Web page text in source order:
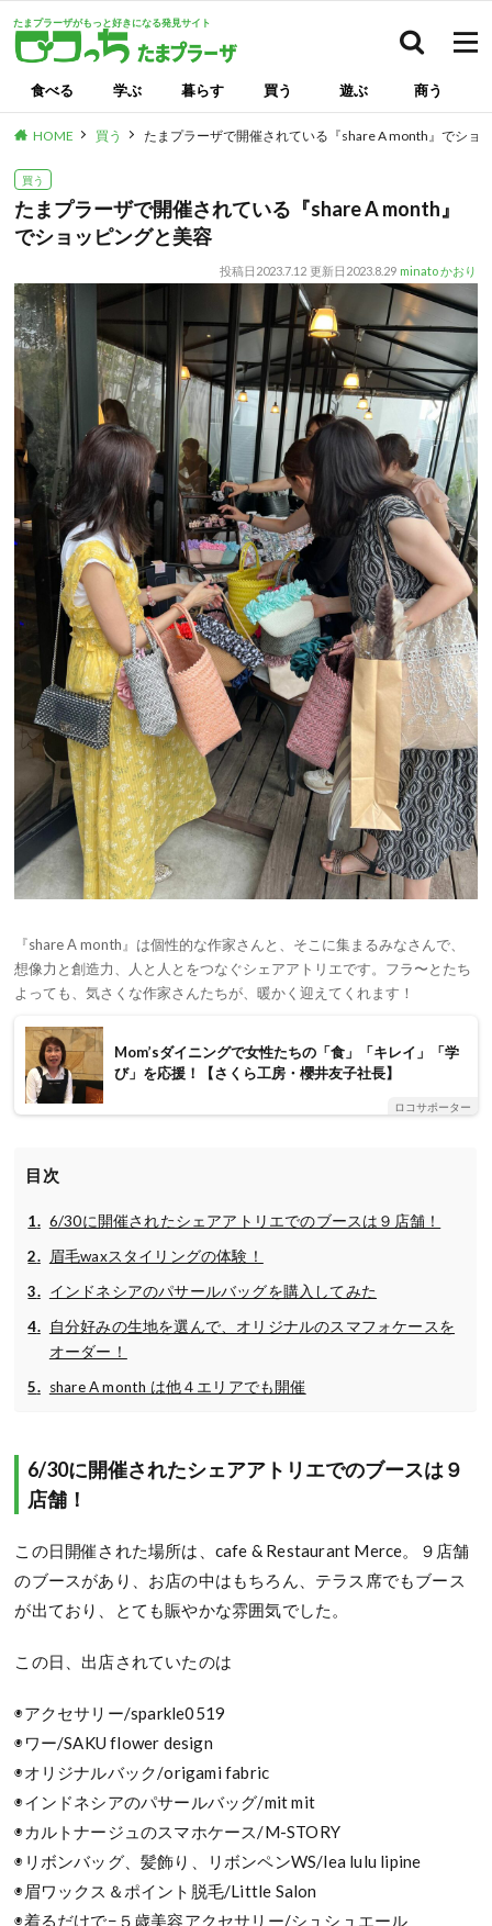
たまプラーザがもっと好きになる発見サイト
食べる 学ぶ 暮らす 買う 遊ぶ 商う
HOME 買う たまプラーザで開催されている『share A month』でショ
買う
たまプラーザで開催されている『share A month』
でショッピングと美容
投稿日 2023.7.12 更新日 2023.8.29 minato かおり
『share A month』は個性的な作家さんと、そこに集まるみなさんで、
想像力と創造力、人と人とをつなぐシェアアトリエです。フラ〜とたち
よっても、気さくな作家さんたちが、暖かく迎えてくれます！
Mom’sダイニングで女性たちの「食」「キレイ」「学
び」を応援！【さくら工房・櫻井友子社長】
ロコサポーター
目次
6/30に開催されたシェアアトリエでのブースは９店舗！
眉毛waxスタイリングの体験！
インドネシアのパサールバッグを購入してみた
自分好みの生地を選んで、オリジナルのスマフォケースを
オーダー！
share A month は他４エリアでも開催
6/30に開催されたシェアアトリエでのブースは９
店舗！
この日開催された場所は、cafe & Restaurant Merce。９店舗
のブースがあり、お店の中はもちろん、テラス席でもブース
が出ており、とても賑やかな雰囲気でした。
この日、出店されていたのは
◉アクセサリー/sparkle0519
◉ワー/SAKU flower design
◉オリジナルバック/origami fabric
◉インドネシアのパサールバッグ/mit mit
◉カルトナージュのスマホケース/M-STORY
◉リボンバッグ、髪飾り、リボンペンWS/lea lulu lipine
◉眉ワックス＆ポイント脱毛/Little Salon
◉着るだけで−５歳美容アクセサリー/シュシュエール